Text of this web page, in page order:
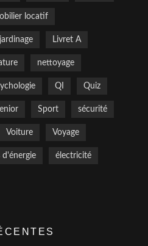
locatif
jardinage Livret A
nettoyage
QI Quiz
Sport sécurité
Voiture Voyage
d'énergie électricité